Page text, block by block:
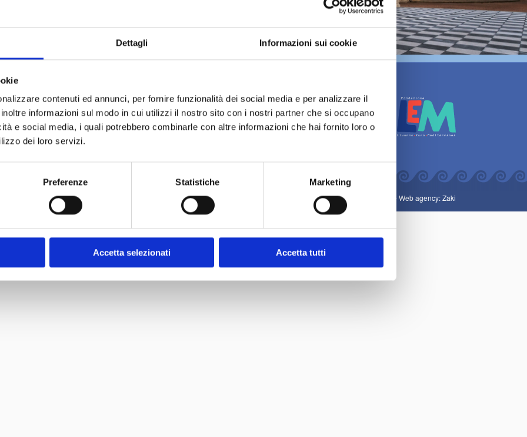
Dettagli Informazioni sui cookie
contenuti ed annunci, per fornire funzionalità dei social media e per analizzare il
informazioni sul modo in cui utilizzi il nostro sito con i nostri partner che si occupano
e social media, i quali potrebbero combinarle con altre informazioni che hai fornito loro o
dei loro servizi.
Preferenze Statistiche Marketing
Accetta selezionati Accetta tutti
13
Note legali
Privacy e Cookies
Art direction: Gianluigi Guarnotta -Web agency: Zaki